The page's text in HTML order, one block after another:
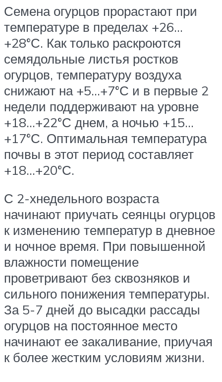
Семена огурцов прорастают при
температуре в пределах +26…
+28°С. Как только раскроются
семядольные листья ростков
огурцов, температуру воздуха
снижают на +5…+7°С и в первые 2
недели поддерживают на уровне
+18…+22°С днем, а ночью +15…
+17°С. Оптимальная температура
почвы в этот период составляет
+18…+20°С.
С 2-хнедельного возраста
начинают приучать сеянцы огурцов
к изменению температур в дневное
и ночное время. При повышенной
влажности помещение
проветривают без сквозняков и
сильного понижения температуры.
За 5-7 дней до высадки рассады
огурцов на постоянное место
начинают ее закаливание, приучая
к более жестким условиям жизни.